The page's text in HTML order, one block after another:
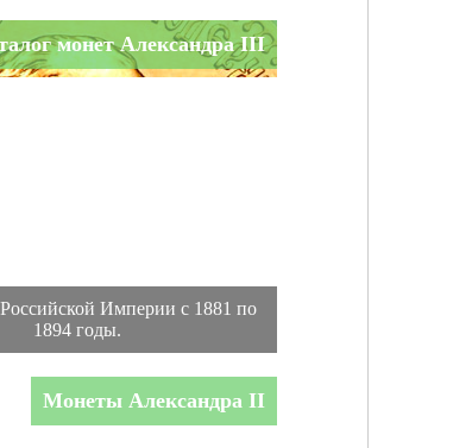
монет Александра III
Империи с 1881 по
1894 годы.
Монеты Александра II